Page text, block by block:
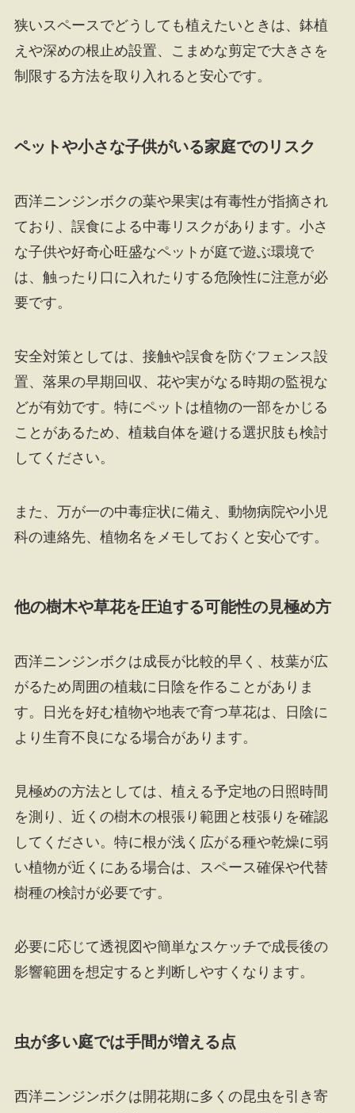
狭いスペースでどうしても植えたいときは、鉢植
えや深めの根止め設置、こまめな剪定で大きさを
制限する方法を取り入れると安心です。
ペットや小さな子供がいる家庭でのリスク
西洋ニンジンボクの葉や果実は有毒性が指摘され
ており、誤食による中毒リスクがあります。小さ
な子供や好奇心旺盛なペットが庭で遊ぶ環境で
は、触ったり口に入れたりする危険性に注意が必
要です。
安全対策としては、接触や誤食を防ぐフェンス設
置、落果の早期回収、花や実がなる時期の監視な
どが有効です。特にペットは植物の一部をかじる
ことがあるため、植栽自体を避ける選択肢も検討
してください。
また、万が一の中毒症状に備え、動物病院や小児
科の連絡先、植物名をメモしておくと安心です。
他の樹木や草花を圧迫する可能性の見極め方
西洋ニンジンボクは成長が比較的早く、枝葉が広
がるため周囲の植栽に日陰を作ることがありま
す。日光を好む植物や地表で育つ草花は、日陰に
より生育不良になる場合があります。
見極めの方法としては、植える予定地の日照時間
を測り、近くの樹木の根張り範囲と枝張りを確認
してください。特に根が浅く広がる種や乾燥に弱
い植物が近くにある場合は、スペース確保や代替
樹種の検討が必要です。
必要に応じて透視図や簡単なスケッチで成長後の
影響範囲を想定すると判断しやすくなります。
虫が多い庭では手間が増える点
西洋ニンジンボクは開花期に多くの昆虫を引き寄